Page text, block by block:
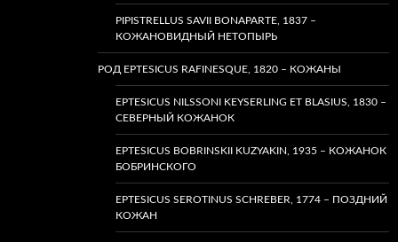
PIPISTRELLUS SAVII BONAPARTE, 1837 –
КОЖАНОВИДНЫЙ НЕТОПЫРЬ
РОД EPTESICUS RAFINESQUE, 1820 – КОЖАНЫ
EPTESICUS NILSSONI KEYSERLING ET BLASIUS, 1830 –
СЕВЕРНЫЙ КОЖАНОК
EPTESICUS BOBRINSKII KUZYAKIN, 1935 – КОЖАНОК
БОБРИНСКОГО
EPTESICUS SEROTINUS SCHREBER, 1774 – ПОЗДНИЙ
КОЖАН